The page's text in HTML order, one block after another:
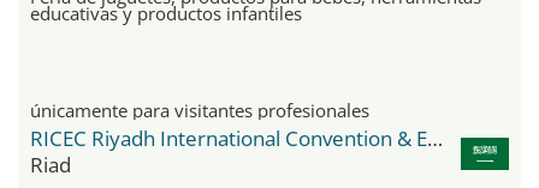
educativas y productos infantiles
únicamente para visitantes profesionales
RICEC Riyadh International Convention & Exhibition Center
Riad